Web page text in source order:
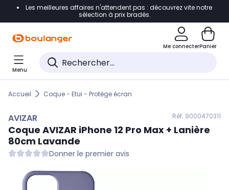
Accéder directement à la navigation
Accéder directement au pied de page
Accéder directement au chatbot
Les meilleures affaires n'attendent pas : découvrez vite notre
sélection à prix bradés.
Me connecterPanier
Menu
Accueil Coque - Etui - Protège écran
AVIZAR Réf. 9000470311
Coque AVIZAR iPhone 12 Pro Max + Lanière
80cm Lavande
Donner le premier avis